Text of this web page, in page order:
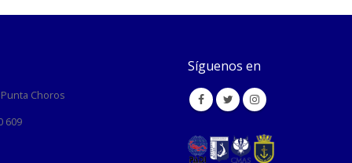
Choros
609
Síguenos en